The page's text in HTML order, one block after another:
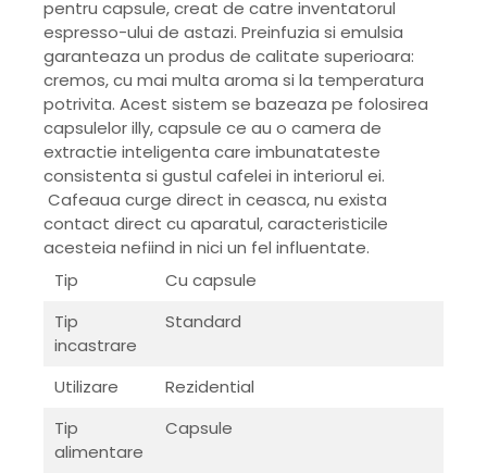
pentru capsule, creat de catre inventatorul
espresso-ului de astazi. Preinfuzia si emulsia
garanteaza un produs de calitate superioara:
cremos, cu mai multa aroma si la temperatura
potrivita. Acest sistem se bazeaza pe folosirea
capsulelor illy, capsule ce au o camera de
extractie inteligenta care imbunatateste
consistenta si gustul cafelei in interiorul ei.
Cafeaua curge direct in ceasca, nu exista
contact direct cu aparatul, caracteristicile
acesteia nefiind in nici un fel influentate.
Tip
Cu capsule
Tip
incastrare
Standard
Utilizare
Rezidential
Tip
alimentare
Capsule